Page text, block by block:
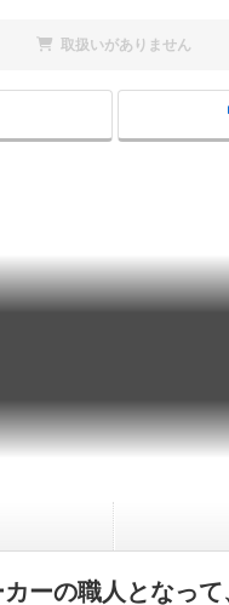
取扱いがありません
ーの職人となっ